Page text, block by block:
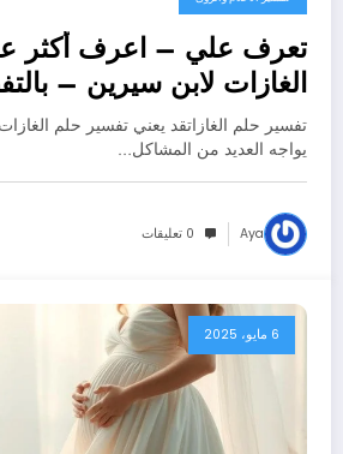
تعرف علي – اعرف أكثر
الغازات لابن سيرين –
تفسير حلم الغازاتقد يعني تفسير حلم
يواجه العديد من المشاكل…
Aya 0 تعليقات
6 مايو، 2025